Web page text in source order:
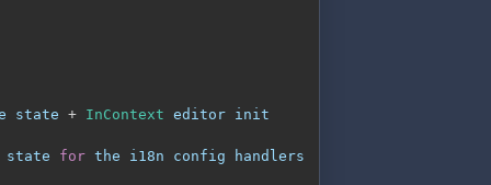
state + InContext
state for